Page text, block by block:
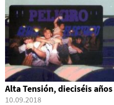
Alta Tensión, dieciséis
10.09.2018